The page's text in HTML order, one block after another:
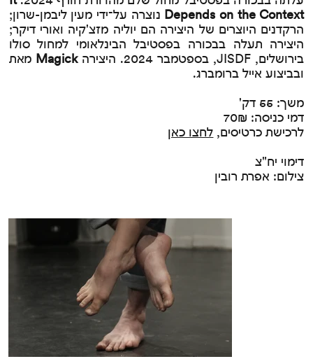
Depends on the Context נוצרה על־ידי מעין ליבמן-שרון;
הרקדנים היוצרים של היצירה הם יוליה מזצ'קיה ואורי דיקר;
היצירה תעלה בבכורה בפסטיבל הבינלאומי למחול סולו
בירושלים, JISDF, בספטמבר 2024. היצירה
Magick מאת
ובביצוע אייל ברומברג.
משך: 55 דק'
דמי כניסה: 70₪
לרכישת כרטיסים, לחצו כאן
דימוי יח"צ
צילום: אפרת רובין